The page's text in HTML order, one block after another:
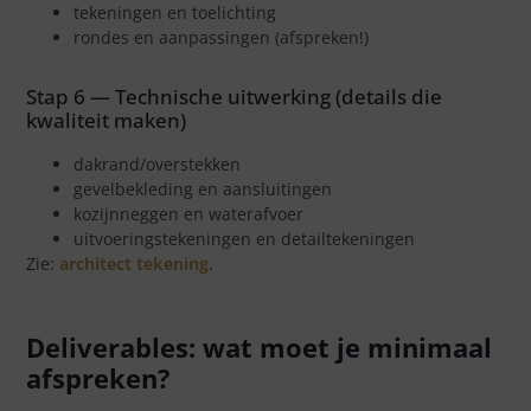
tekeningen en toelichting
rondes en aanpassingen (afspreken!)
Stap 6 — Technische uitwerking (details die
kwaliteit maken)
dakrand/overstekken
gevelbekleding en aansluitingen
kozijnneggen en waterafvoer
uitvoeringstekeningen en detailtekeningen
Zie: architect tekening.
Deliverables: wat moet je minimaal
afspreken?